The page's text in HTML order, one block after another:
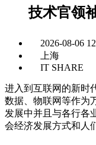
技术官领
2026-08-06
上海
IT SHARE
进入到互联网的新时
数据、物联网等作为
发展中并且与各行各
会经济发展方式和人